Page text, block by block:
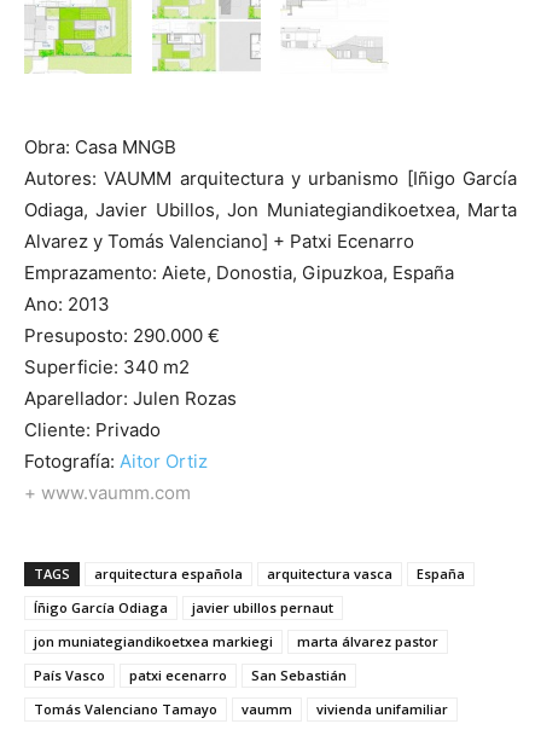
Obra: Casa MNGB
Autores: VAUMM arquitectura y urbanismo [Iñigo García
Odiaga, Javier Ubillos, Jon Muniategiandikoetxea, Marta
Alvarez y Tomás Valenciano] + Patxi Ecenarro
Emprazamento: Aiete, Donostia, Gipuzkoa, España
Ano: 2013
Presuposto: 290.000 €
Superficie: 340 m2
Aparellador: Julen Rozas
Cliente: Privado
Fotografía: Aitor Ortiz
+ www.vaumm.com
TAGS arquitectura española arquitectura vasca
España
Íñigo García Odiaga
javier ubillos pernaut
jon muniategiandikoetxea markiegi
marta álvarez pastor
País Vasco
patxi ecenarro
San Sebastián
Tomás Valenciano Tamayo
vaumm vivienda unifamiliar